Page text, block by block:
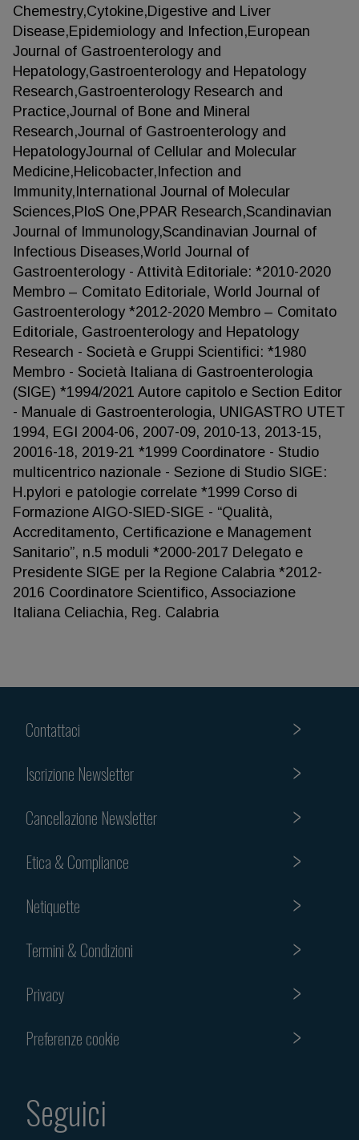
Chemestry,Cytokine,Digestive and Liver
Disease,Epidemiology and Infection,European
Journal of Gastroenterology and
Hepatology,Gastroenterology and Hepatology
Research,Gastroenterology Research and
Practice,Journal of Bone and Mineral
Research,Journal of Gastroenterology and
HepatologyJournal of Cellular and Molecular
Medicine,Helicobacter,Infection and
Immunity,International Journal of Molecular
Sciences,PloS One,PPAR Research,Scandinavian
Journal of Immunology,Scandinavian Journal of
Infectious Diseases,World Journal of
Gastroenterology - Attività Editoriale: *2010-2020
Membro – Comitato Editoriale, World Journal of
Gastroenterology *2012-2020 Membro – Comitato
Editoriale, Gastroenterology and Hepatology
Research - Società e Gruppi Scientifici: *1980
Membro - Società Italiana di Gastroenterologia
(SIGE) *1994/2021 Autore capitolo e Section Editor
- Manuale di Gastroenterologia, UNIGASTRO UTET
1994, EGI 2004-06, 2007-09, 2010-13, 2013-15,
20016-18, 2019-21 *1999 Coordinatore - Studio
multicentrico nazionale - Sezione di Studio SIGE:
H.pylori e patologie correlate *1999 Corso di
Formazione AIGO-SIED-SIGE - “Qualità,
Accreditamento, Certificazione e Management
Sanitario”, n.5 moduli *2000-2017 Delegato e
Presidente SIGE per la Regione Calabria *2012-
2016 Coordinatore Scientifico, Associazione
Italiana Celiachia, Reg. Calabria
Contattaci
Iscrizione Newsletter
Cancellazione Newsletter
Etica & Compliance
Netiquette
Termini & Condizioni
Privacy
Preferenze cookie
Seguici